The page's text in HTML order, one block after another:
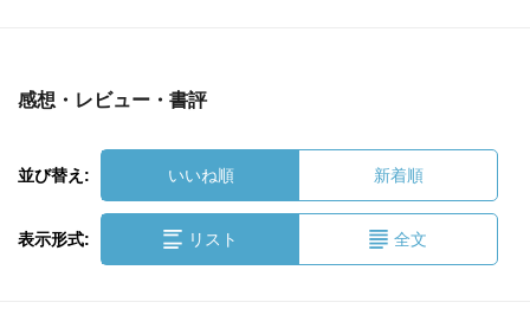
感想・レビュー・書評
並び替え: いいね順 新着順
表示形式: リスト 全文